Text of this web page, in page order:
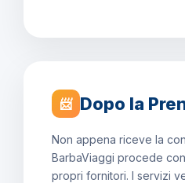
📨 Dopo la
Non appena riceve la
BarbaViaggi procede
propri fornitori. I servizi